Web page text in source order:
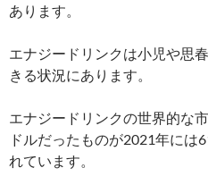
あります。
エナジードリンクは小児や思
きる状況にあります。
エナジードリンクの世界的な
ドルだったものが2021年には
れています。